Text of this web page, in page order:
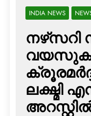
INDIA NEWS
നഴ്‌സറി
ലക്ഷ്മി